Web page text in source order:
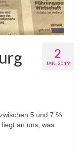
2
JAN. 2019
5 und 7 %.
an uns, was